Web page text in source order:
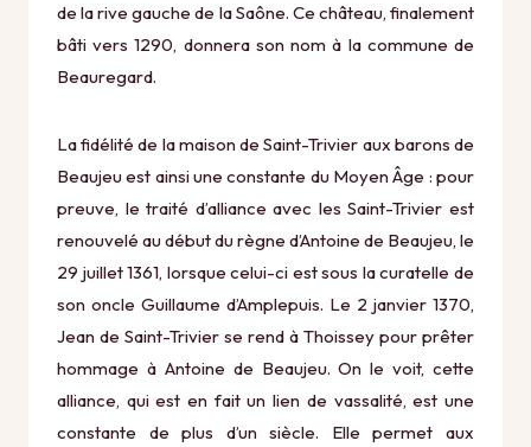
de la rive gauche de la Saône. Ce château, finalement
bâti vers 1290, donnera son nom à la commune de
Beauregard.
La fidélité de la maison de Saint-Trivier aux barons de
Beaujeu est ainsi une constante du Moyen Âge : pour
preuve, le traité d’alliance avec les Saint-Trivier est
renouvelé au début du règne d’Antoine de Beaujeu, le
29 juillet 1361, lorsque celui-ci est sous la curatelle de
son oncle Guillaume d’Amplepuis. Le 2 janvier 1370,
Jean de Saint-Trivier se rend à Thoissey pour prêter
hommage à Antoine de Beaujeu. On le voit, cette
alliance, qui est en fait un lien de vassalité, est une
constante de plus d’un siècle. Elle permet aux